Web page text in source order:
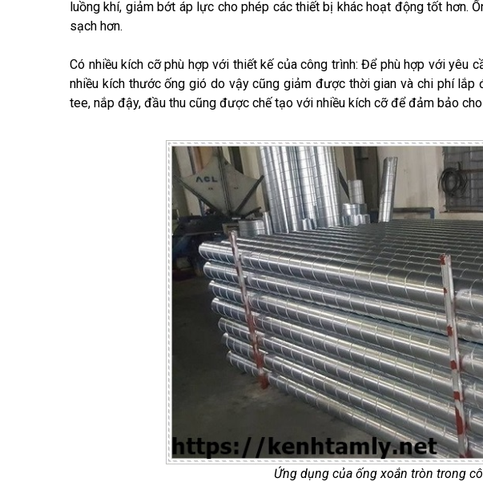
luồng khí, giảm bớt áp lực cho phép các thiết bị khác hoạt động tốt hơn.
sạch hơn.
Có nhiều kích cỡ phù hợp với thiết kế của công trình: Để phù hợp với yêu
nhiều kích thước ống gió do vậy cũng giảm được thời gian và chi phí lắp
tee, nắp đậy, đầu thu cũng được chế tạo với nhiều kích cỡ để đảm bảo
Ứng dụng của ống xoắn tròn trong